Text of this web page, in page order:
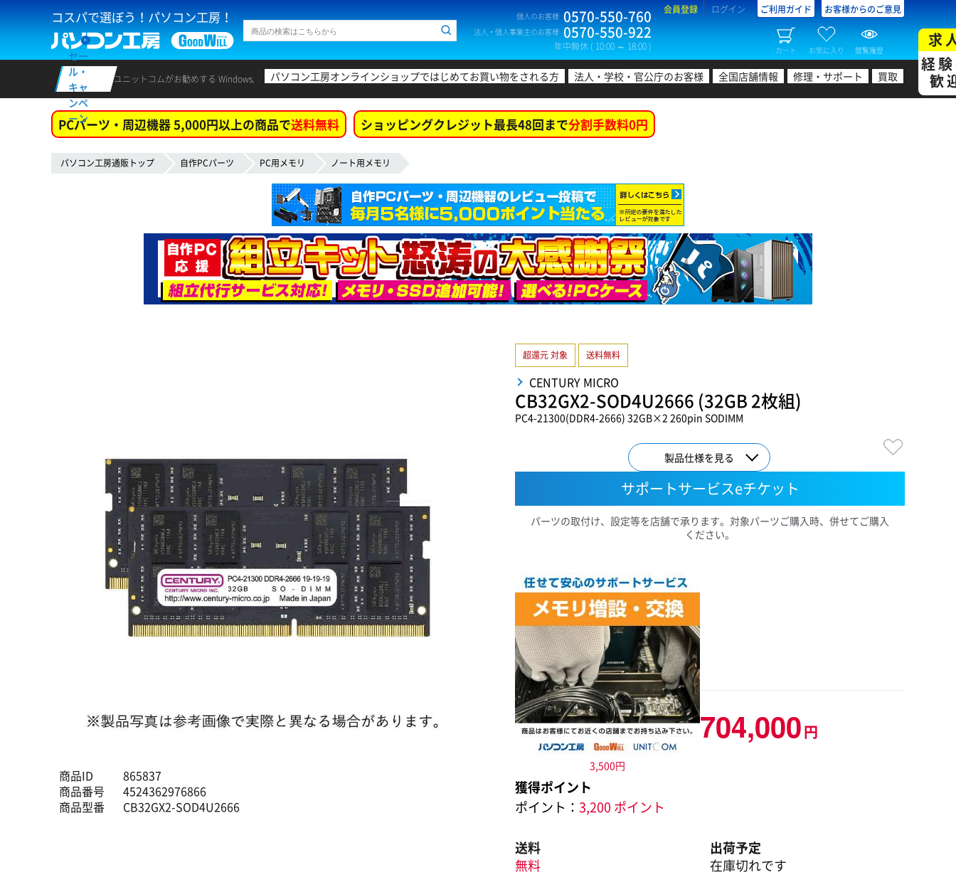
コスパで選ぼう！パソコン工房！ 個人のお客様 0570-550-760
法人・個人事業主のお客様 0570-550-922
年中無休 ( 10:00 ～ 18:00 )
会員登録 ログイン ご利用ガイド お客様からのご意見
カート お気に入り 閲覧履歴
セー
ル・
キャ
ンペ
ーン
ユニットコムがお勧めする Windows. パソコン工房オンラインショップではじめてお買い物をされる方 法人・学校・官公庁のお客様 全国店舗情報 修理・サポート 買取
求
経
歓
PCパーツ・周辺機器 5,000円以上の商品で送料無料 ショッピングクレジット最長48回まで分割手数料0円
パソコン工房通販トップ 自作PCパーツ PC用メモリ ノート用メモリ
商品ID
865837
商品番号
4524362976866
商品型番
CB32GX2-SOD4U2666
超還元 対象 送料無料
CENTURY MICRO
CB32GX2-SOD4U2666 (32GB 2枚組)
PC4-21300(DDR4-2666) 32GB×2 260pin SODIMM
製品仕様を見る
サポートサービスeチケット
パーツの取付け、設定等を店舗で承ります。対象パーツご購入時、併せてご購入
ください。
3,500円
704,000円
獲得ポイント
ポイント： 3,200 ポイント
送料
無料
出荷予定
在庫切れです